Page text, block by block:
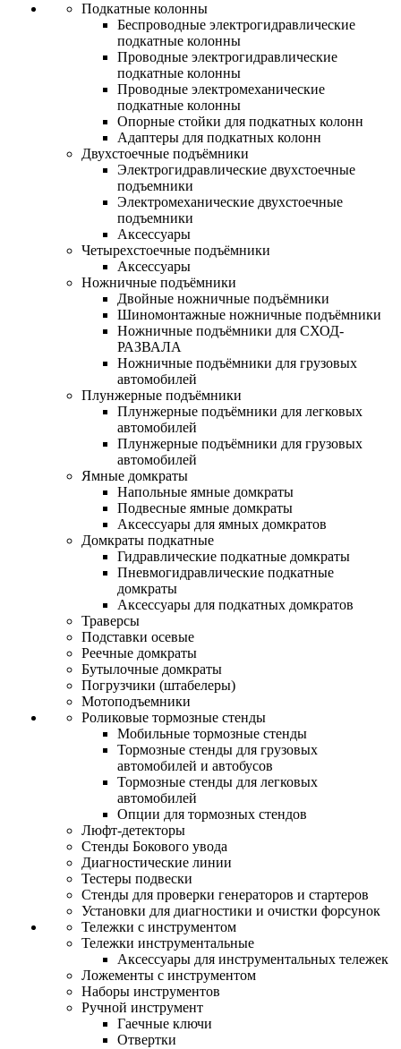
Подкатные колонны
Беспроводные электрогидравлические
подкатные колонны
Проводные электрогидравлические
подкатные колонны
Проводные электромеханические
подкатные колонны
Опорные стойки для подкатных колонн
Адаптеры для подкатных колонн
Двухстоечные подъёмники
Электрогидравлические двухстоечные
подъемники
Электромеханические двухстоечные
подъемники
Аксессуары
Четырехстоечные подъёмники
Аксессуары
Ножничные подъёмники
Двойные ножничные подъёмники
Шиномонтажные ножничные подъёмники
Ножничные подъёмники для СХОД-
РАЗВАЛА
Ножничные подъёмники для грузовых
автомобилей
Плунжерные подъёмники
Плунжерные подъёмники для легковых
автомобилей
Плунжерные подъёмники для грузовых
автомобилей
Ямные домкраты
Напольные ямные домкраты
Подвесные ямные домкраты
Аксессуары для ямных домкратов
Домкраты подкатные
Гидравлические подкатные домкраты
Пневмогидравлические подкатные
домкраты
Аксессуары для подкатных домкратов
Траверсы
Подставки осевые
Реечные домкраты
Бутылочные домкраты
Погрузчики (штабелеры)
Мотоподъемники
Роликовые тормозные стенды
Мобильные тормозные стенды
Тормозные стенды для грузовых
автомобилей и автобусов
Тормозные стенды для легковых
автомобилей
Опции для тормозных стендов
Люфт-детекторы
Стенды Бокового увода
Диагностические линии
Тестеры подвески
Стенды для проверки генераторов и стартеров
Установки для диагностики и очистки форсунок
Тележки с инструментом
Тележки инструментальные
Аксессуары для инструментальных тележек
Ложементы с инструментом
Наборы инструментов
Ручной инструмент
Гаечные ключи
Отвертки